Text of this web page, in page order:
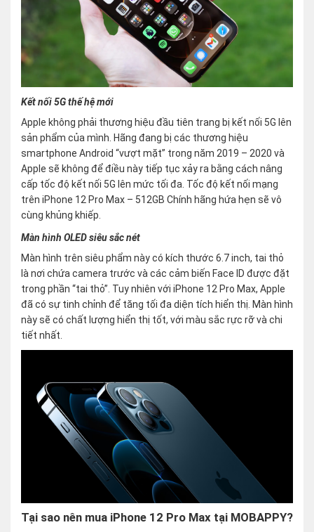
Kết nối 5G thế hệ mới
Apple không phải thương hiệu đầu tiên trang bị kết nối 5G lên
sản phẩm của mình. Hãng đang bị các thương hiệu
smartphone Android “vượt mặt” trong năm 2019 – 2020 và
Apple sẽ không để điều này tiếp tục xảy ra bằng cách nâng
cấp tốc độ kết nối 5G lên mức tối đa. Tốc độ kết nối mạng
trên iPhone 12 Pro Max – 512GB Chính hãng hứa hẹn sẽ vô
cùng khủng khiếp.
Màn hình OLED siêu sắc nét
Màn hình trên siêu phẩm này có kích thước 6.7 inch, tai thỏ
là nơi chứa camera trước và các cảm biến Face ID được đặt
trong phần “tai thỏ”. Tuy nhiên với iPhone 12 Pro Max, Apple
đã có sự tinh chỉnh để tăng tối đa diện tích hiển thị. Màn hình
này sẽ có chất lượng hiển thị tốt, với màu sắc rực rỡ và chi
tiết nhất.
Tại sao nên mua iPhone 12 Pro Max tại MOBAPPY?